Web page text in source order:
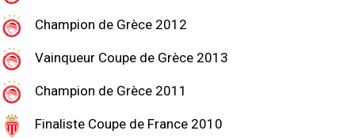
Champion de Grèce 2012
Vainqueur Coupe de Grèce 2013
Champion de Grèce 2011
Finaliste Coupe de France 2010